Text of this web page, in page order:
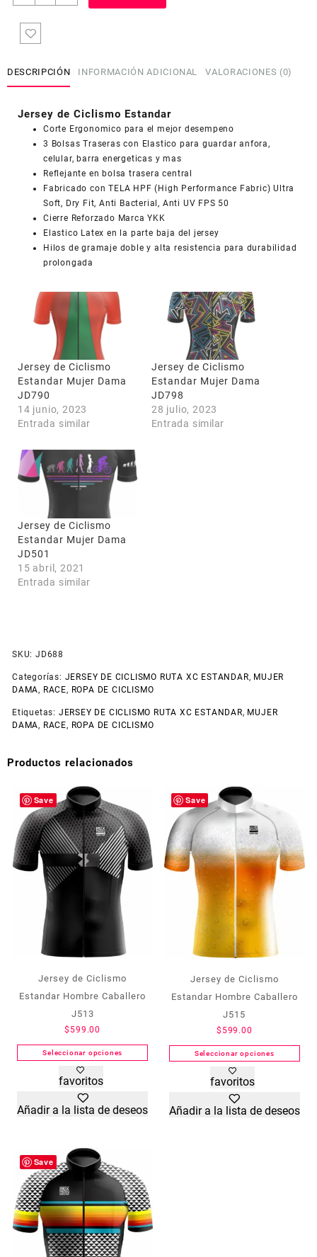
de
Estandar
DESCRIPCIÓN INFORMACIÓN ADICIONAL VALORACIONES (0)
Jersey de Ciclismo Estandar
Corte Ergonomico para el mejor desempeno
3 Bolsas Traseras con Elastico para guardar anfora,
celular, barra energeticas y mas
Reflejante en bolsa trasera central
Fabricado con TELA HPF (High Performance Fabric) Ultra
Soft, Dry Fit, Anti Bacterial, Anti UV FPS 50
Cierre Reforzado Marca YKK
Elastico Latex en la parte baja del jersey
Hilos de gramaje doble y alta resistencia para durabilidad
prolongada
Jersey de Ciclismo
Estandar Mujer Dama
JD790
14 junio, 2023
Entrada similar
Jersey de Ciclismo
Estandar Mujer Dama
JD798
28 julio, 2023
Entrada similar
Jersey de Ciclismo
Estandar Mujer Dama
JD501
15 abril, 2021
Entrada similar
SKU: JD688
Categorías: JERSEY DE CICLISMO RUTA XC ESTANDAR, MUJER
DAMA, RACE, ROPA DE CICLISMO
Etiquetas: JERSEY DE CICLISMO RUTA XC ESTANDAR, MUJER
DAMA, RACE, ROPA DE CICLISMO
Productos relacionados
Save
Jersey de Ciclismo
Estandar Hombre Caballero
J513
$ 599.00
Seleccionar opciones
Este
producto
tiene
múltiples
opciones
se
pueden
elegir
en
la
página
favoritos
Añadir a la lista de deseos
Save
Jersey de Ciclismo
Estandar Hombre Caballero
J515
$ 599.00
Seleccionar opciones
Este
producto
tiene
múltiples
favoritos
Añadir a la lista de deseos
Save
COUPONX0423310629 COPIAR CÓDIGO